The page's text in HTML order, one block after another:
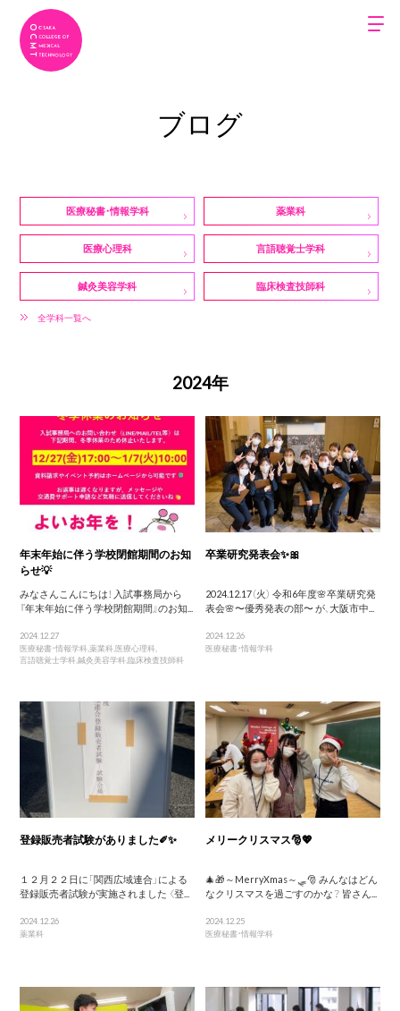
ブログ
医療秘書・情報学科 薬業科
医療心理科 言語聴覚士学科
鍼灸美容学科 臨床検査技師科
全学科一覧へ
2024年
年末年始に伴う学校閉館期間のお知
らせ💡
みなさんこんにちは！ 入試事務局から
『年末年始に伴う学校閉館期間』のお知...
2024.12.27
医療秘書・情報学科,薬業科,医療心理科,
言語聴覚士学科,鍼灸美容学科,臨床検査技師科
卒業研究発表会✨🎀
2024.12.17（火） 令和6年度🌸卒業研究発
表会🌸〜優秀発表の部〜 が、大阪市中...
2024.12.26
医療秘書・情報学科
登録販売者試験がありました✐✨
１２月２２日に「関西広域連合」による
登録販売者試験が実施されました 〈登...
2024.12.26
薬業科
メリークリスマス🎅💖
🎄🎁～MerryXmas～🛷🎅 みんなはどん
なクリスマスを過ごすのかな？ 皆さん...
2024.12.25
医療秘書・情報学科